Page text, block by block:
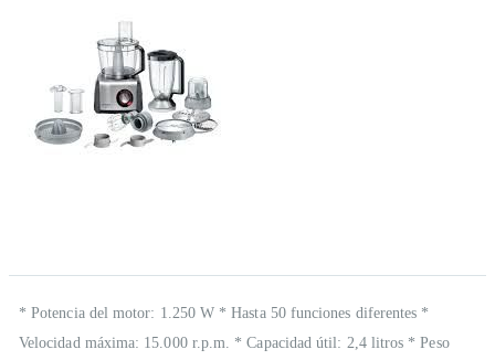
* Potencia del motor: 1.250 W * Hasta 50 funciones diferentes *
Velocidad máxima: 15.000 r.p.m. * Capacidad útil: 2,4 litros * Peso